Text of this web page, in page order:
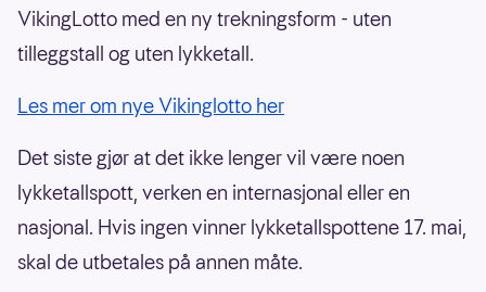
VikingLotto med en ny trekningsform - uten
tilleggstall og uten lykketall.
Les mer om nye Vikinglotto her
Det siste gjør at det ikke lenger vil være noen
lykketallspott, verken en internasjonal eller en
nasjonal. Hvis ingen vinner lykketallspottene 17. mai,
skal de utbetales på annen måte.